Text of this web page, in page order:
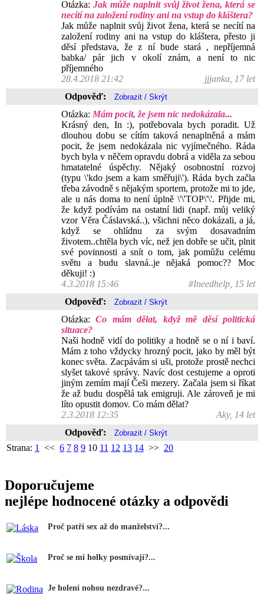
Otázka:Jak může naplnit svůj život žena, která se
necítí na založení rodiny ani na vstup do kláštera?
Jak může naplnit svůj život žena, která se necítí na
založení rodiny ani na vstup do kláštera, přesto ji
děsí představa, že z ní bude stará , nepříjemná
babka/ pár jich v okolí znám, a není to nic
příjemného
28.4.2018 21:42
jjjanka, 17 let
Odpověď:
Otázka: Mám pocit, že jsem nic nedokázala...
Krásný den, In :), potřebovala bych poradit. Už
dlouhou dobu se cítím taková nenaplněná a mám
pocit, že jsem nedokázala nic vyjímečného. Ráda
bych byla v něčem opravdu dobrá a viděla za sebou
hmatatelné úspěchy. Nějaký osobnostní rozvoj
(typu \'kdo jsem a kam směřuji\'). Ráda bych začla
třeba závodně s nějakým sportem, protože mi to jde,
ale u nás doma to není úplně \'\'TOP\'\'. Přijde mi,
že když podívám na ostatní lidi (např. můj veliký
vzor Věra Čáslavská..), všichni něco dokázali, a já,
když se ohlídnu za svým dosavadním
životem..chtěla bych víc, než jen dobře se učit, plnit
své povinnosti a snít o tom, jak pomůžu celému
světu a budu slavná..je nějaká pomoc?? Moc
děkuji! :)
4.3.2018 15:46
#Ineedhelp, 15 let
Odpověď:
Otázka:Co mám dělat, když mě děsí politická
situace?
Naši hodně vidí do politiky a hodně se o ní i baví.
Mám z toho vždycky hrozný pocit, jako by měl být
konec světa. Zacpávám si uši, protože prostě nechci
slyšet takové správy. Navíc dost cestujeme a oproti
jiným zemím mají Češi mezery. Začala jsem si říkat
že až budu dospělá tak emigruji. Ale zároveň je mi
líto opustit domov. Co mám dělat?
2.3.2018 12:35
Aky, 14 let
Odpověď:
Strana: 1 << 6 7 8 9 10 11 12 13 14 >> 20
Doporučujeme
nejlépe hodnocené otázky a odpovědi
Proč patří sex až do manželství?...
Proč se mi holky posmívají?...
Je holení nohou nezdravé?...